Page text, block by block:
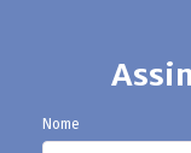
Nome